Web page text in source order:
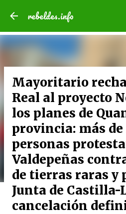
Ir al contenido
rebeldes.info
Mayoritario
Real al proyecto
los planes de
provincia: más de
personas
Valdepeñas
de tierras raras y
Junta de Castilla-
cancelación